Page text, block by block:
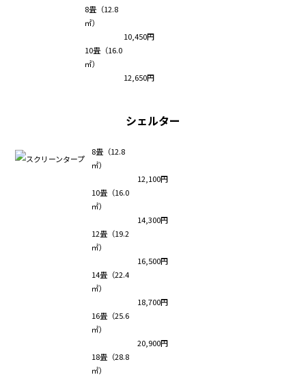
8畳（12.8
㎡）
10,450円
10畳（16.0
㎡）
12,650円
シェルター
8畳（12.8
㎡）
12,100円
10畳（16.0
㎡）
14,300円
12畳（19.2
㎡）
16,500円
14畳（22.4
㎡）
18,700円
16畳（25.6
㎡）
20,900円
18畳（28.8
㎡）